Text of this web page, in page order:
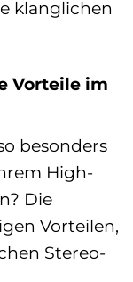
klanglichen
Vorteile im
besonders
High-
Die
Vorteilen,
Stereo-